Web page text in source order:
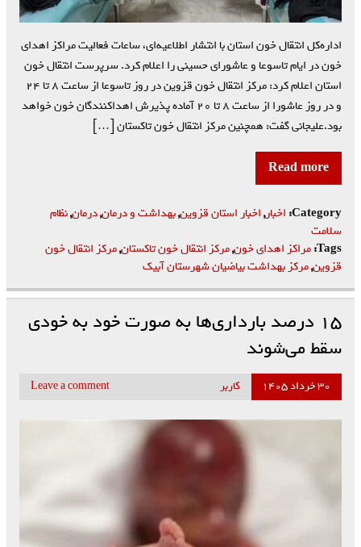
اداره‌کل انتقال خون استان با انتشار اطلاعیه‌ای، ساعات فعالیت مراکز اهدای
خون در ایام تاسوعا و عاشورای حسینی را اعلام کرد. سرپرست انتقال خون
استان اعلام کرد: مرکز انتقال خون قزوین در روز تاسوعا از ساعت ۸ تا ۲۴
و در روز عاشورا از ساعت ۸ تا ۲۰ آماده پذیرش اهداکنندگان خون خواهد
بود.علیجانی گفت: همچنین مرکز انتقال خون تاکستان […]
Read more
Category: اخبار,اخبار استان قزوین,بهداشت و درمان,درمان,نظام
سلامت
Tags: مراکز اهدای خون,مرکز انتقال خون تاکستان,مرکز انتقال خون
قزوین,مرکز بهداشت بیاضیان شهرستان آبیک
۱۵ درصد بارداری‌ها به صورت خود به خودی
سقط می‌شوند
۳۰ خرداد ۱۴۰۵ کاربر Leave a comment